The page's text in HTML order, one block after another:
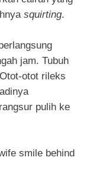
squirting.
jam. Tubuh
otot rileks
pulih ke